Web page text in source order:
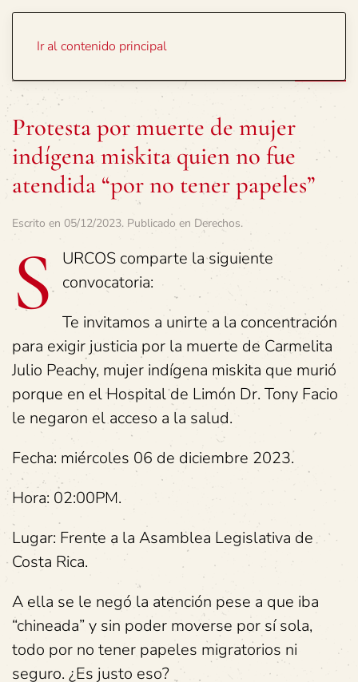
Ir al contenido principal
Protesta por muerte de mujer
indígena miskita quien no fue
atendida “por no tener papeles”
Escrito en 05/12/2023. Publicado en Derechos.
S URCOS comparte la siguiente
convocatoria:
Te invitamos a unirte a la concentración
para exigir justicia por la muerte de Carmelita
Julio Peachy, mujer indígena miskita que murió
porque en el Hospital de Limón Dr. Tony Facio
le negaron el acceso a la salud.
Fecha: miércoles 06 de diciembre 2023.
Hora: 02:00PM.
Lugar: Frente a la Asamblea Legislativa de
Costa Rica.
A ella se le negó la atención pese a que iba
“chineada” y sin poder moverse por sí sola,
todo por no tener papeles migratorios ni
seguro. ¿Es justo eso?